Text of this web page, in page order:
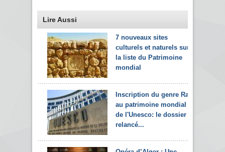
Lire Aussi
7 nouveaux sites
culturels et naturels sur
la liste du Patrimoine
mondial
Inscription du genre Raï
au patrimoine mondial
de l'Unesco: le dossier
relancé...